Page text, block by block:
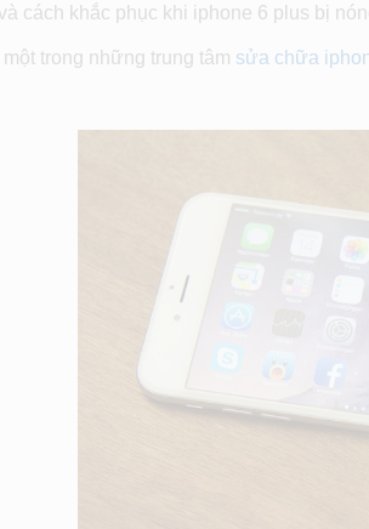
cách khắc phục khi iphone 6 plus bị
trong những trung tâm sửa chữa